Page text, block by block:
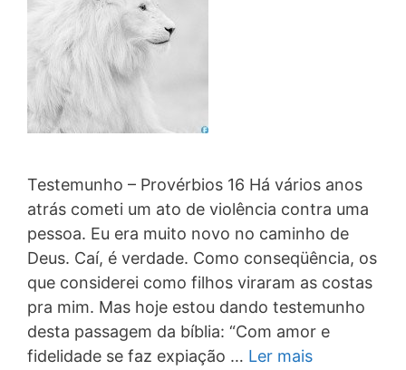
Testemunho – Provérbios 16 Há vários anos
atrás cometi um ato de violência contra uma
pessoa. Eu era muito novo no caminho de
Deus. Caí, é verdade. Como conseqüência, os
que considerei como filhos viraram as costas
pra mim. Mas hoje estou dando testemunho
desta passagem da bíblia: “Com amor e
fidelidade se faz expiação … Ler mais